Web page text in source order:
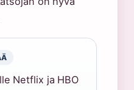
Netflix ja HBO